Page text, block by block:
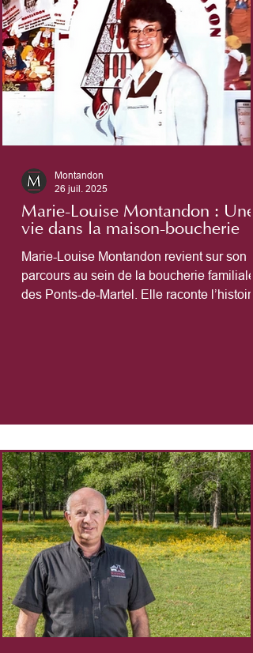
Marie-Louise Montandon : Une
vie dans la maison-boucherie
Marie-Louise Montandon revient sur son
parcours au sein de la boucherie familiale
des Ponts-de-Martel. Elle raconte l’histoire
Montandon
26 juil. 2025